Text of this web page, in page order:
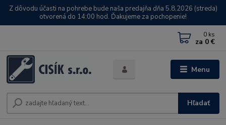
Z dôvodu účasti na pohrebe bude naša predajňa dňa 5.8.2026 (streda)
otvorená do 14:00 hod. Ďakujeme za pochopenie!
Menu
Hľadať
0 ks
za 0 €